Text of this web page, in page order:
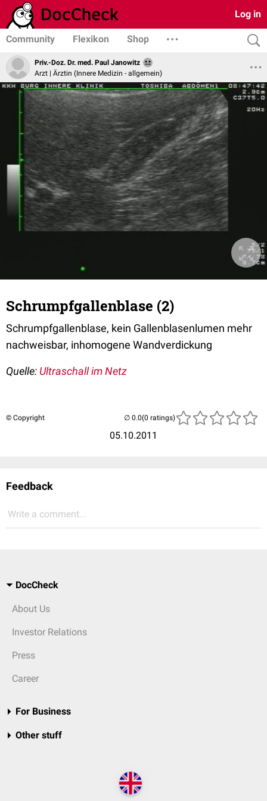
Log in
Community Flexikon Shop
Priv.-Doz. Dr. med. Paul Janowitz
Arzt | Ärztin (Innere Medizin - allgemein)
Schrumpfgallenblase (2)
Schrumpfgallenblase, kein Gallenblasenlumen mehr
nachweisbar, inhomogene Wandverdickung
Quelle: Ultraschall im Netz
© Copyright
05.10.2011
(0 ratings)
Feedback
Write a comment...
DocCheck
About Us
Investor Relations
Press
Career
For Business
Other stuff